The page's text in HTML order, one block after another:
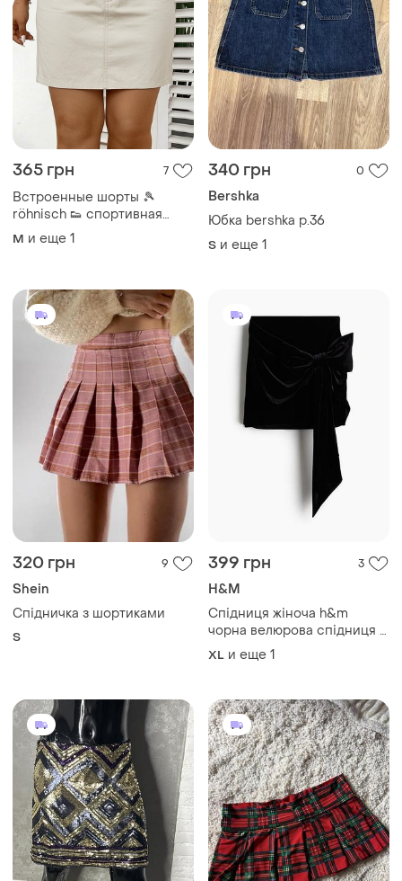
365 грн 7
Встроенные шорты 🎾
röhnisch 👟 спортивная
юбка-шорты для тенниса 🏷️
M и еще 1
340 грн 0
Bershka
Юбка bershka р.36
S и еще 1
320 грн 9
Shein
Спідничка з шортиками
S
399 грн 3
H&M
Спідниця жіноча h&m
чорна велюрова спідниця з
бантом хл
XL и еще 1